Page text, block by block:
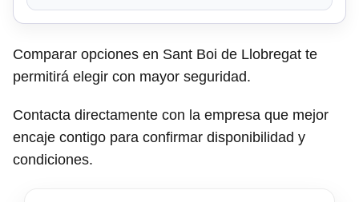
Comparar opciones en Sant Boi de Llobregat te
permitirá elegir con mayor seguridad.
Contacta directamente con la empresa que mejor
encaje contigo para confirmar disponibilidad y
condiciones.